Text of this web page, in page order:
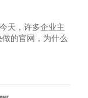
天，许多企业主
的官网，为什么